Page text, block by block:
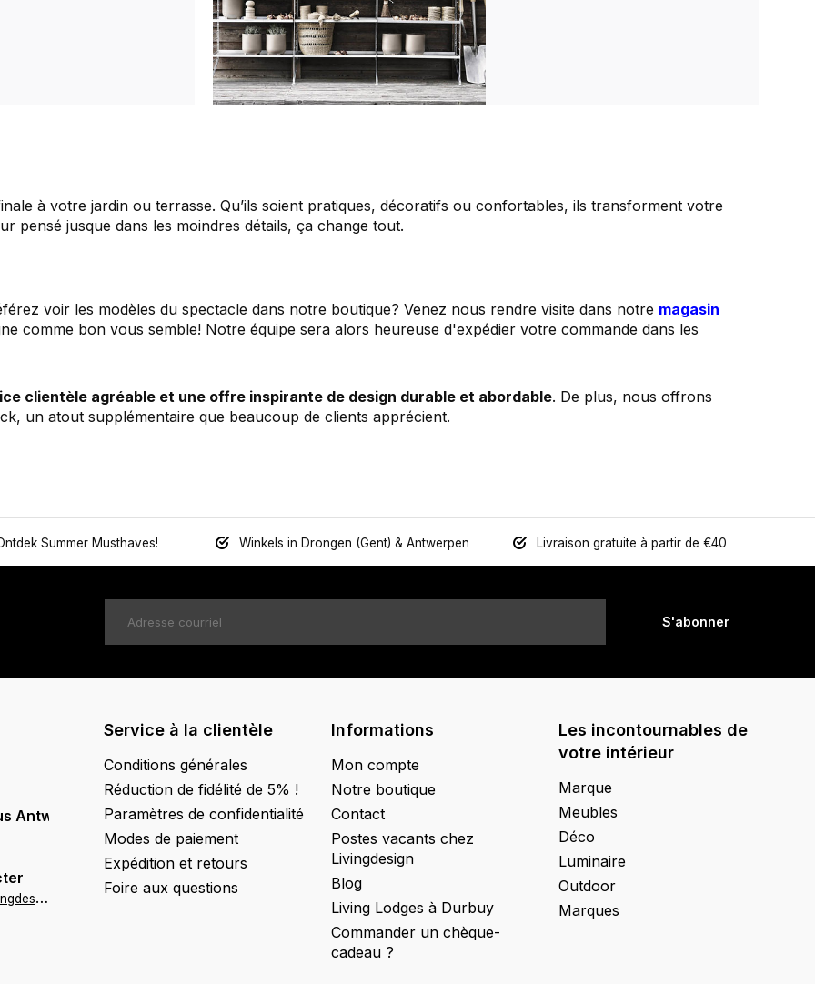
à votre jardin ou terrasse. Qu’ils soient pratiques, décoratifs ou confortables, ils transforment votre
pensé jusque dans les moindres détails, ça change tout.
voir les modèles du spectacle dans notre boutique? Venez nous rendre visite dans notre magasin
comme bon vous semble! Notre équipe sera alors heureuse d'expédier votre commande dans les
clientèle agréable et une offre inspirante de design durable et abordable. De plus, nous offrons
un atout supplémentaire que beaucoup de clients apprécient.
Summer Musthaves! Winkels in Drongen (Gent) & Antwerpen Livraison gratuite à partir de €40
S'abonner
Antwerpen
a
ntwerpen@livingdesign.be
Service à la clientèle
Conditions générales
Réduction de fidélité de 5% !
Paramètres de confidentialité
Modes de paiement
Expédition et retours
Foire aux questions
Informations
Mon compte
Notre boutique
Contact
Postes vacants chez
Livingdesign
Blog
Living Lodges à Durbuy
Commander un chèque-
cadeau ?
Les incontournables de
votre intérieur
Marque
Meubles
Déco
Luminaire
Outdoor
Marques